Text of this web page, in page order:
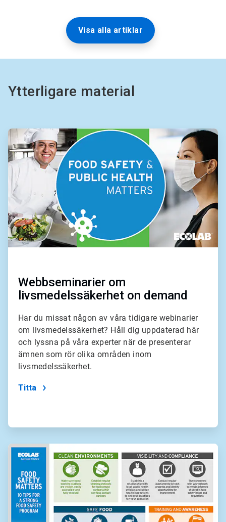
Visa alla artiklar
Ytterligare material
ArticleTile
för
2
Webbseminarier om
livsmedelssäkerhet on demand
Har du missat någon av våra tidigare webinarier
om livsmedelssäkerhet? Håll dig uppdaterad här
och lyssna på våra experter när de presenterar
ämnen som rör olika områden inom
livsmedelssäkerhet.
Titta
ArticleTile